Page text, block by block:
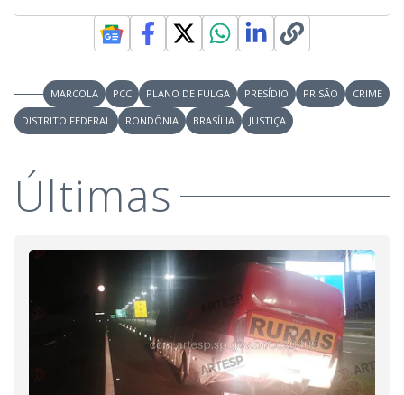
MARCOLA PCC PLANO DE FULGA PRESÍDIO PRISÃO
CRIME
DISTRITO FEDERAL
RONDÔNIA BRASÍLIA JUSTIÇA
Últimas